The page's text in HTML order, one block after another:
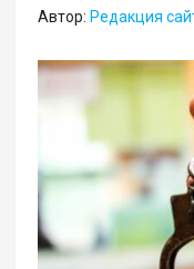
Автор: Редакция